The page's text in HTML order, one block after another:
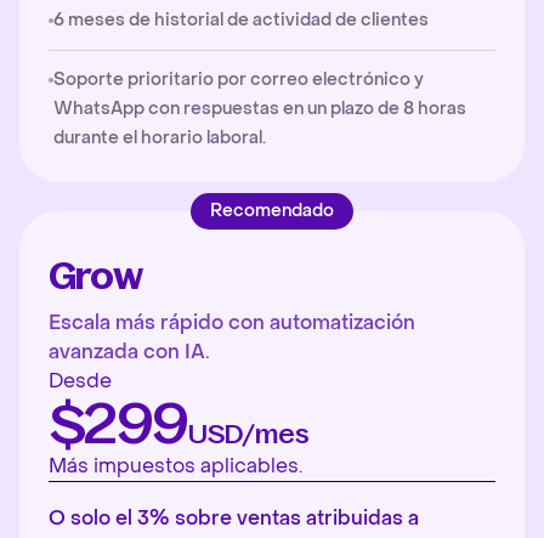
6 meses de historial de actividad de clientes
Soporte prioritario por correo electrónico y
WhatsApp con respuestas en un plazo de 8 horas
durante el horario laboral.
Recomendado
Grow
Escala más rápido con automatización
avanzada con IA.
Desde
$299USD/mes
Más impuestos aplicables.
O solo el 3% sobre ventas atribuidas a